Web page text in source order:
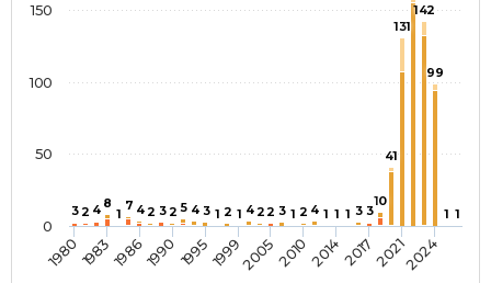
3 2 4 8
1
7 4 2 3 2 5 4 3 1 2 1 4 2 2 3 1 2 4 1 1 1 3 3
10
41
131
142
99
1 1
198019831986199019951999200520102014201720212024
0
50
100
150